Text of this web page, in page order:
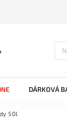
DÁRKOVÁ
50l